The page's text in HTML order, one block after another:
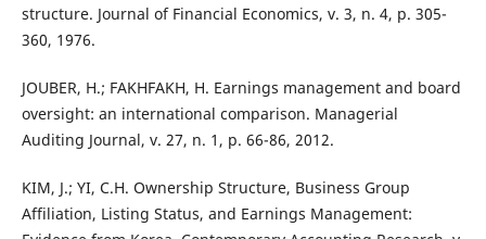
structure. Journal of Financial Economics, v. 3, n. 4, p. 305-
360, 1976.
JOUBER, H.; FAKHFAKH, H. Earnings management and board
oversight: an international comparison. Managerial
Auditing Journal, v. 27, n. 1, p. 66-86, 2012.
KIM, J.; YI, C.H. Ownership Structure, Business Group
Affiliation, Listing Status, and Earnings Management: